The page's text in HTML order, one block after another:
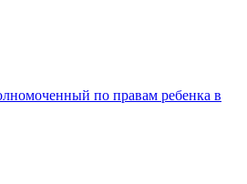
по правам ребенка в